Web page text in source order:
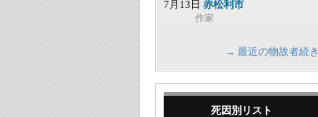
7月13日 赤松利市
作家
→ 最近の物故者続き
死因別リスト